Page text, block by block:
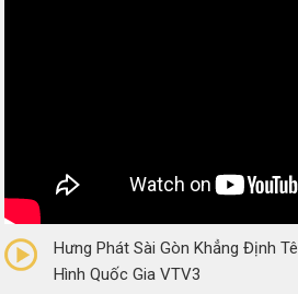
(0 Reviews)
Hưng Phát Sài Gòn Khẳng Định
Hình Quốc Gia VTV3